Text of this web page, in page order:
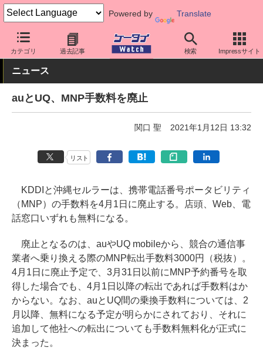
Powered by Translate
カテゴリ 過去記事 検索 Impressサイト
ケータイ Watch キャリア au サポート
ニュース
auとUQ、MNP手数料を廃止
関口 聖 2021年1月12日 13:32
リスト
KDDIと沖縄セルラーは、携帯電話番号ポータビリティ
（MNP）の手数料を4月1日に廃止する。店頭、Web、電
話窓口いずれも無料になる。
廃止となるのは、auやUQ mobileから、競合の通信事
業者へ乗り換える際のMNP転出手数料3000円（税抜）。
4月1日に廃止予定で、3月31日以前にMNP予約番号を取
得した場合でも、4月1日以降の転出であれば手数料はか
からない。なお、auとUQ間の乗換手数料については、2
月以降、無料になる予定が明らかにされており、それに
追加して他社への転出についても手数料無料化が正式に
決まった。